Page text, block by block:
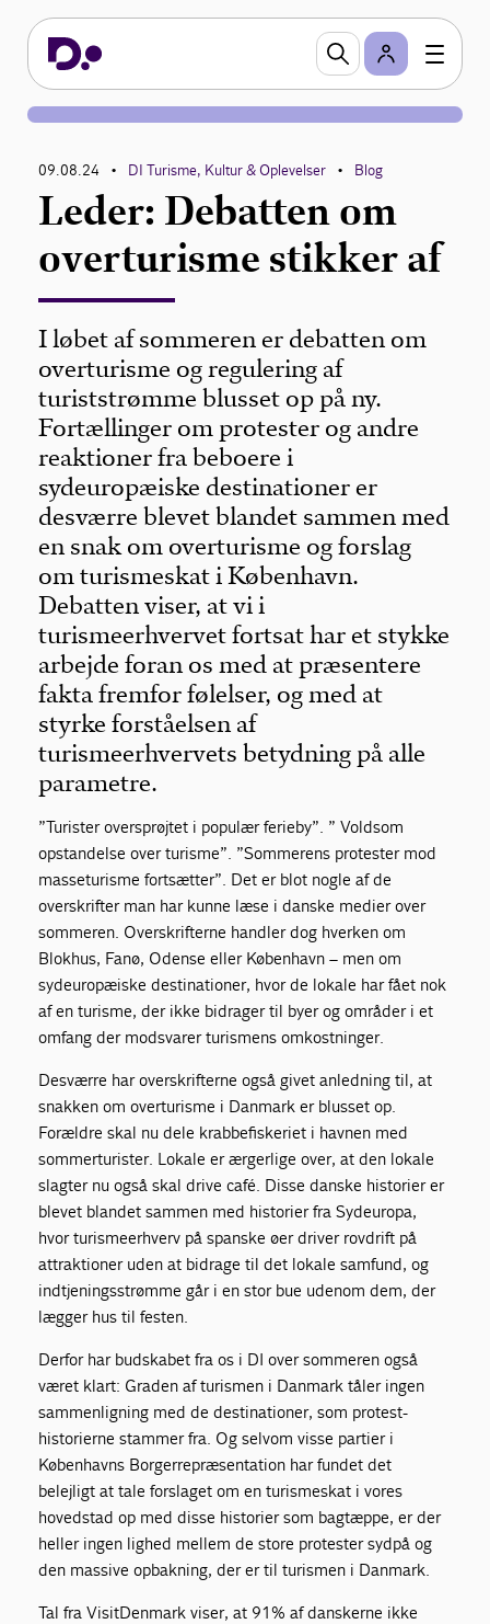
09.08.24 • DI Turisme, Kultur & Oplevelser • Blog
Leder: Debatten om
overturisme stikker af
I løbet af sommeren er debatten om
overturisme og regulering af
turiststrømme blusset op på ny.
Fortællinger om protester og andre
reaktioner fra beboere i
sydeuropæiske destinationer er
desværre blevet blandet sammen med
en snak om overturisme og forslag
om turismeskat i København.
Debatten viser, at vi i
turismeerhvervet fortsat har et stykke
arbejde foran os med at præsentere
fakta fremfor følelser, og med at
styrke forståelsen af
turismeerhvervets betydning på alle
parametre.
”Turister oversprøjtet i populær ferieby”. ” Voldsom
opstandelse over turisme”. ”Sommerens protester mod
masseturisme fortsætter”. Det er blot nogle af de
overskrifter man har kunne læse i danske medier over
sommeren. Overskrifterne handler dog hverken om
Blokhus, Fanø, Odense eller København – men om
sydeuropæiske destinationer, hvor de lokale har fået nok
af en turisme, der ikke bidrager til byer og områder i et
omfang der modsvarer turismens omkostninger.
Desværre har overskrifterne også givet anledning til, at
snakken om overturisme i Danmark er blusset op.
Forældre skal nu dele krabbefiskeriet i havnen med
sommerturister. Lokale er ærgerlige over, at den lokale
slagter nu også skal drive café. Disse danske historier er
blevet blandet sammen med historier fra Sydeuropa,
hvor turismeerhverv på spanske øer driver rovdrift på
attraktioner uden at bidrage til det lokale samfund, og
indtjeningsstrømme går i en stor bue udenom dem, der
lægger hus til festen.
Derfor har budskabet fra os i DI over sommeren også
været klart: Graden af turismen i Danmark tåler ingen
sammenligning med de destinationer, som protest-
historierne stammer fra. Og selvom visse partier i
Københavns Borgerrepræsentation har fundet det
belejligt at tale forslaget om en turismeskat i vores
hovedstad op med disse historier som bagtæppe, er der
heller ingen lighed mellem de store protester sydpå og
den massive opbakning, der er til turismen i Danmark.
Tal fra VisitDenmark viser, at 91% af danskerne ikke